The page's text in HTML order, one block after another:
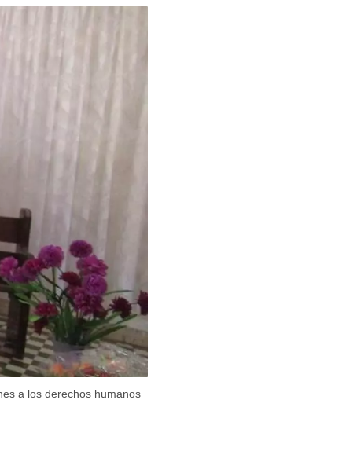
a los derechos humanos